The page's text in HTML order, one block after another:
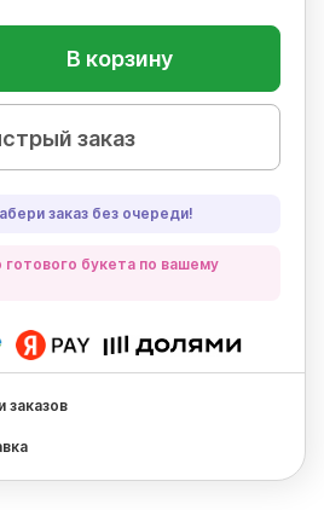
В корзину
заказ
заказ без очереди!
букета по вашему
заказов